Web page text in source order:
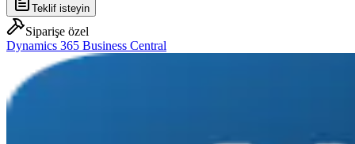
Teklif isteyin
Siparişe özel
Dynamics 365 Business Central